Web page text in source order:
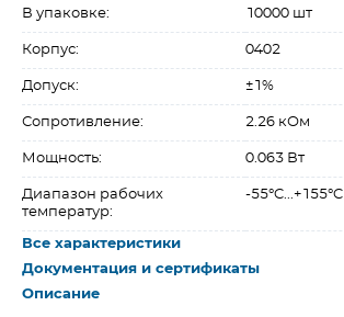
В упаковке: 10000 шт
Корпус: 0402
Допуск: ±1%
Сопротивление: 2.26 кОм
Мощность: 0.063 Вт
Диапазон рабочих
температур:
-55°C...+155°C
Все характеристики
Документация и сертификаты
Описание